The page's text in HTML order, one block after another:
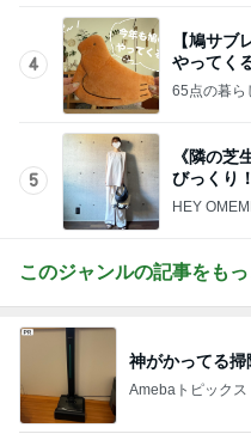
4
【鳩サ
やってく
いすぎる♡
65点の暮ら
5
《隣の芝
びっくり
HEY
このジャンルの記事をも
神がかってる掃
Amebaトピックス